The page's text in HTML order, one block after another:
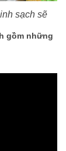
sạch sẽ
gồm những